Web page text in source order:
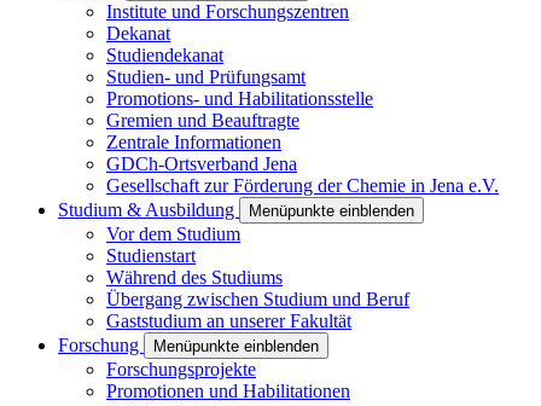
Institute und Forschungszentren
Dekanat
Studiendekanat
Studien- und Prüfungsamt
Promotions- und Habilitationsstelle
Gremien und Beauftragte
Zentrale Informationen
GDCh-Ortsverband Jena
Gesellschaft zur Förderung der Chemie in Jena e.V.
Studium & Ausbildung
Menüpunkte einblenden
Vor dem Studium
Studienstart
Während des Studiums
Übergang zwischen Studium und Beruf
Gaststudium an unserer Fakultät
Forschung
Menüpunkte einblenden
Forschungsprojekte
Promotionen und Habilitationen